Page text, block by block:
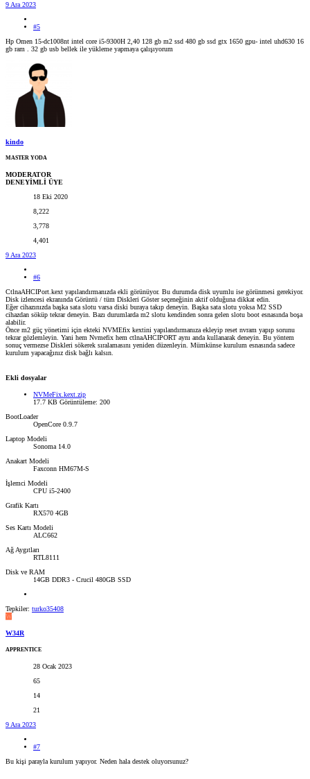
9 Ara 2023
#5
Hp Omen 15-dc1008nt intel core i5-9300H 2,40 128 gb m2 ssd 480 gb ssd gtx 1650 gpu- intel uhd630 16
gb ram . 32 gb usb bellek ile yükleme yapmaya çalışıyorum
kindo
MASTER YODA
MODERATOR
DENEYİMLİ ÜYE
18 Eki 2020
8,222
3,778
4,401
9 Ara 2023
#6
CtlnaAHCIPort.kext yapılandırmanızda ekli görünüyor. Bu durumda disk uyumlu ise görünmesi gerekiyor.
Disk izlencesi ekranında Görüntü / tüm Diskleri Göster seçeneğinin aktif olduğuna dikkat edin.
Eğer cihazınızda başka sata slotu varsa diski buraya takıp deneyin. Başka sata slotu yoksa M2 SSD
cihazdan söküp tekrar deneyin. Bazı durumlarda m2 slotu kendinden sonra gelen slotu boot esnasında boşa
alabilir.
Önce m2 güç yönetimi için ekteki NVMEfix kextini yapılandırmanıza ekleyip reset nvram yapıp sorunu
tekrar gözlemleyin. Yani hem Nvmefix hem ctlnaAHCIPORT aynı anda kullanarak deneyin. Bu yöntem
sonuç vermezse Diskleri sökerek sıralamasını yeniden düzenleyin. Mümkünse kurulum esnasında sadece
kurulum yapacağınız disk bağlı kalsın.
Ekli dosyalar
NVMeFix.kext.zip
17.7 KB Görüntüleme: 200
BootLoader
OpenCore 0.9.7
Laptop Modeli
Sonoma 14.0
Anakart Modeli
Faxconn HM67M-S
İşlemci Modeli
CPU i5-2400
Grafik Kartı
RX570 4GB
Ses Kartı Modeli
ALC662
Ağ Aygıtları
RTL8111
Disk ve RAM
14GB DDR3 - Crucil 480GB SSD
Tepkiler: turko35408
W
W34R
APPRENTICE
28 Ocak 2023
65
14
21
9 Ara 2023
#7
Bu kişi parayla kurulum yapıyor. Neden hala destek oluyorsunuz?